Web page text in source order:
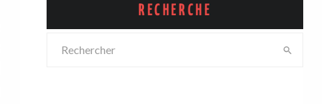
RECHERCHE